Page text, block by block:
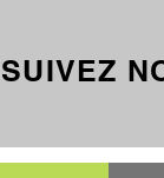
SUIVEZ